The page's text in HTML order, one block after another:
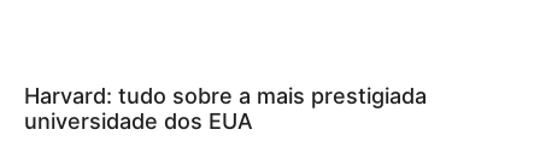
Harvard: tudo sobre a mais prestigiada
universidade dos EUA